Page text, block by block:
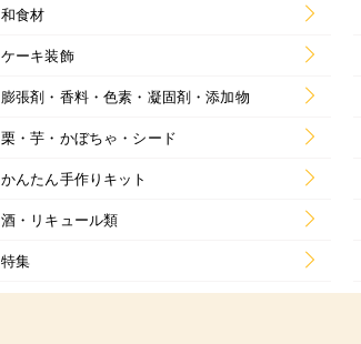
和食材
ケーキ装飾
膨張剤・香料・色素・凝固剤・添加物
栗・芋・かぼちゃ・シード
かんたん手作りキット
酒・リキュール類
特集